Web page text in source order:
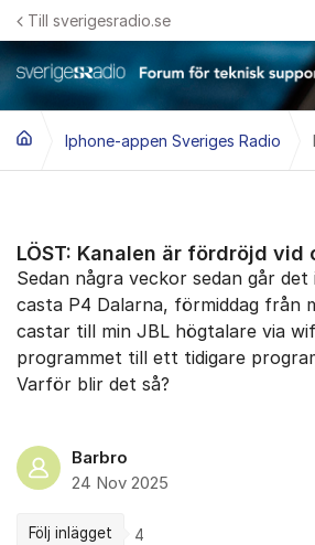
Hoppa till innehåll
Till sverigesradio.se
Frågor & svar om
Felanmäl problem med
Iphone-appen Sveriges Radio
LÖST: Kanalen är fördröjd vid
Sedan några veckor sedan går
casta P4 Dalarna, förmiddag från
castar till min JBL högtalare via
programmet till ett tidigare
Varför blir det så?
Barbro
24 Nov 2025
Följ inlägget 4